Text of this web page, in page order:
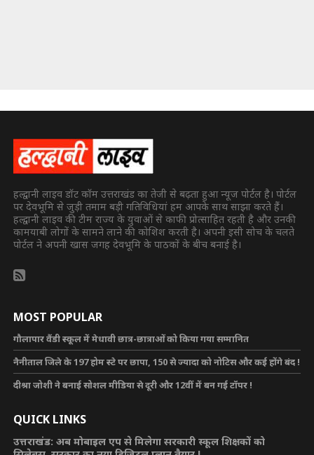
हल्द्वानी लाइव डॉट कॉम उत्तराखंड का तेजी से बढ़ता हुआ न्यूज पोर्टल है। पोर्टल
पर देवभूमि से जुड़ी तमाम बड़ी गतिविधियां हम आपके साथ साझा करते हैं।
हल्द्वानी लाइव की टीम राज्य के युवाओं से काफी प्रोत्साहित रहती है और उनकी
कामयाबी लोगों के सामने लाने की कोशिश करती है। अपनी इसी सोच के चलते
पोर्टल ने अपनी खास जगह देवभूमि के पाठकों के बीच बनाई है।
MOST POPULAR
गौलापार वैंडी स्कूल में मेधावी छात्र-छात्राओं को किया गया सम्मानित
नैनीताल जिले के 197 होम स्टे पर छापा, 150 से ज्यादा को नोटिस और कई होंगे बंद !
दीश्रा जोशी ने बनाई सोशल मीडिया से दूरी और 12वीं में बन गई टॉपर !
QUICK LINKS
उत्तराखंड: अब मोबाइल एप से मिलेगा सरकारी स्कूल शिक्षकों को